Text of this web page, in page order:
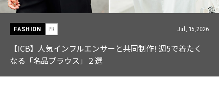
FASHION PR Jul, 15,2026
【ICB】人気インフルエンサーと共同制作! 週5で着たく
なる「名品ブラウス」２選